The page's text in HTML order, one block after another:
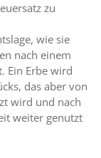
zu
wie sie
nach einem
Ein Erbe wird
das aber von
wird und nach
weiter genutzt